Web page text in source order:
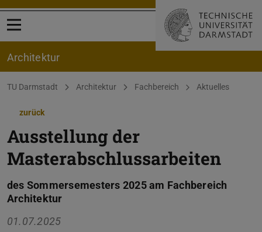
Menü öffnen
Architektur
Sie befinden sich hier:
TU Darmstadt Architektur Fachbereich Aktuelles
zurück
Ausstellung der
Masterabschlussarbeiten
des Sommersemesters 2025 am Fachbereich
Architektur
01.07.2025